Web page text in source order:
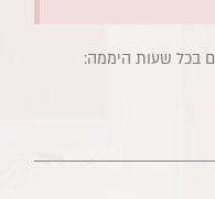
בכל שעות היממה:​